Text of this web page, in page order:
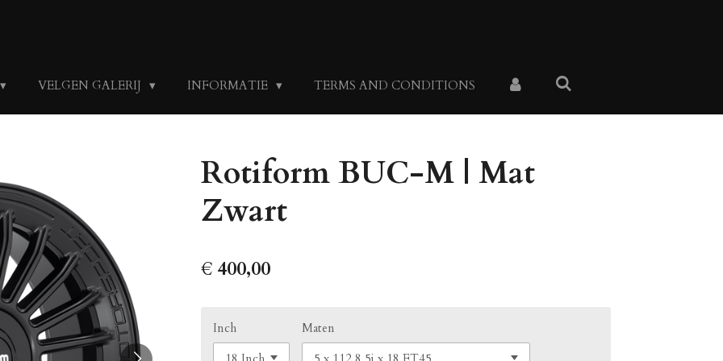
VELGEN GALERIJ INFORMATIE TERMS AND CONDITIONS
Rotiform BUC-M | Mat
Zwart
€ 400,00
Inch Maten